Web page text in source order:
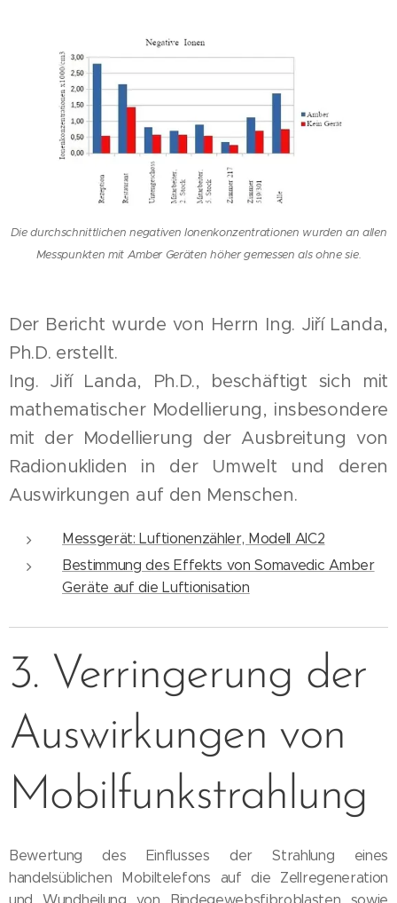
Die durchschnittlichen negativen Ionenkonzentrationen wurden an allen
Messpunkten mit Amber Geräten höher gemessen als ohne sie.
Der Bericht wurde von Herrn Ing. Jiří Landa,
Ph.D. erstellt.
Ing. Jiří Landa, Ph.D., beschäftigt sich mit
mathematischer Modellierung, insbesondere
mit der Modellierung der Ausbreitung von
Radionukliden in der Umwelt und deren
Auswirkungen auf den Menschen.
Messgerät: Luftionenzähler, Modell AIC2
Bestimmung des Effekts von Somavedic Amber
Geräte auf die Luftionisation
3. Verringerung der
Auswirkungen von
Mobilfunkstrahlung
Bewertung des Einflusses der Strahlung eines
handelsüblichen Mobiltelefons auf die Zellregeneration